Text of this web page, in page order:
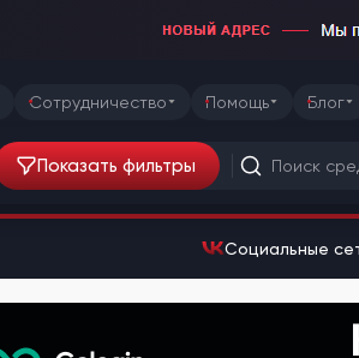
Сотрудничество Помощь Блог
Показать фильтры
Социальные